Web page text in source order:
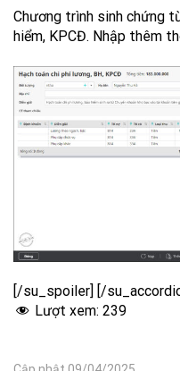
Chương trình sinh chứng
hiểm, KPCĐ. Nhập thêm
[/su_spoiler] [/
Lượt xem: 239